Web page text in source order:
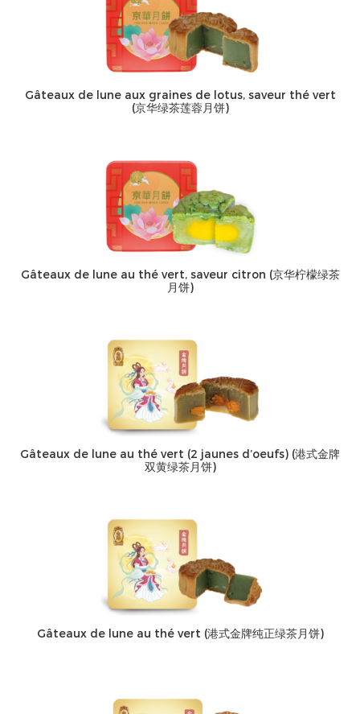
Gâteaux de lune aux graines de lotus, saveur thé vert
(京华绿茶莲蓉月饼)
Gâteaux de lune au thé vert, saveur citron (京华柠檬绿茶
月饼)
Gâteaux de lune au thé vert (2 jaunes d’oeufs) (港式金牌
双黄绿茶月饼)
Gâteaux de lune au thé vert (港式金牌纯正绿茶月饼)